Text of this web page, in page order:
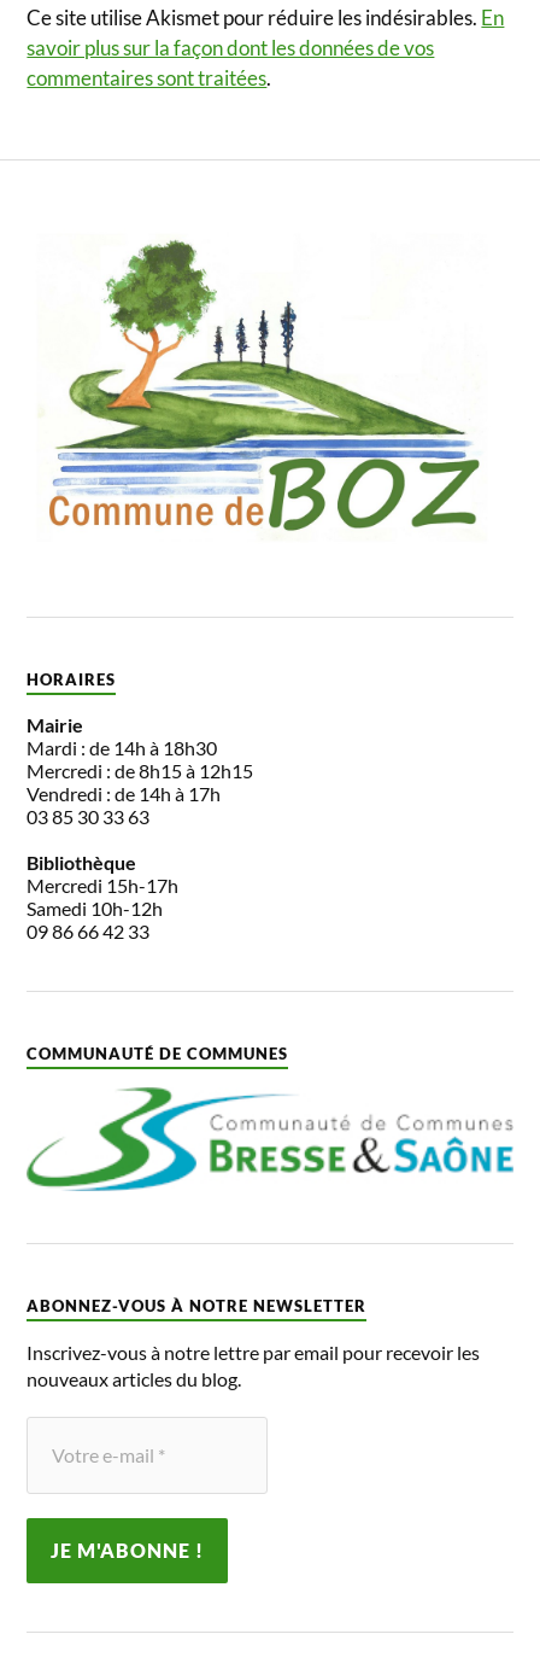
Ce site utilise Akismet pour réduire les indésirables. En
savoir plus sur la façon dont les données de vos
commentaires sont traitées.
HORAIRES
Mairie
Mardi : de 14h à 18h30
Mercredi : de 8h15 à 12h15
Vendredi : de 14h à 17h
03 85 30 33 63
Bibliothèque
Mercredi 15h-17h
Samedi 10h-12h
09 86 66 42 33
COMMUNAUTÉ DE COMMUNES
ABONNEZ-VOUS À NOTRE NEWSLETTER
Inscrivez-vous à notre lettre par email pour recevoir les
nouveaux articles du blog.